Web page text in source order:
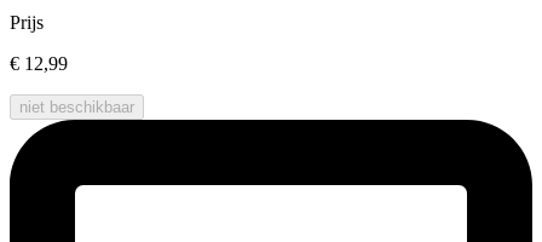
Prijs
€ 12,99
niet beschikbaar